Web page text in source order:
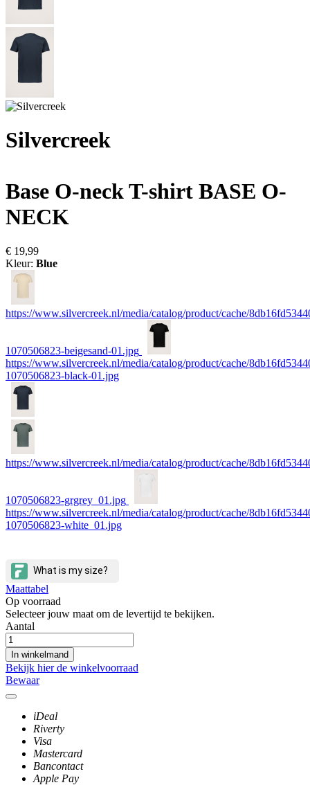
Silvercreek
Base O-neck T-shirt BASE O-
NECK
€ 19,99
Kleur: Blue
https://www.silvercreek.nl/media/catalog/product/cache/
1070506823-beigesand-01.jpg
https://www.silvercreek.nl/media/catalog/product/cache/
1070506823-black-01.jpg
https://www.silvercreek.nl/media/catalog/product/cache/
1070506823-grgrey_01.jpg
https://www.silvercreek.nl/media/catalog/product/cache/
1070506823-white_01.jpg
Maattabel
Op voorraad
Selecteer jouw maat om de levertijd te bekijken.
Aantal
In winkelmand
Bekijk hier de winkelvoorraad
Bewaar
iDeal
Riverty
Visa
Mastercard
Bancontact
Apple Pay